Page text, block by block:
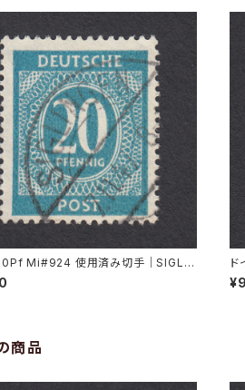
Mi#924 使用済み切手｜SIGLIN
商品